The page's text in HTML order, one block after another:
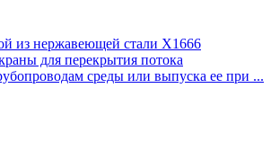
из нержавеющей стали Х1666
для перекрытия потока
среды или выпуска ее при ...